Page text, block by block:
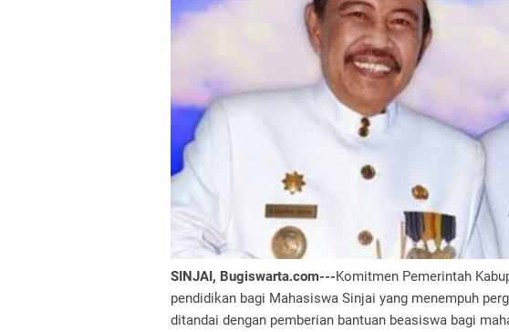
SINJAI, Bugiswarta.com---Komitmen Pemerintah
pendidikan bagi Mahasiswa Sinjai yang menempuh
ditandai dengan pemberian bantuan beasiswa bagi